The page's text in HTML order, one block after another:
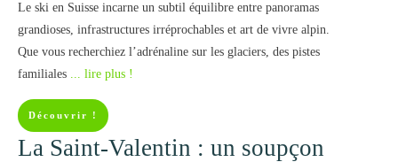
Le ski en Suisse incarne un subtil équilibre entre panoramas
grandioses, infrastructures irréprochables et art de vivre alpin.
Que vous recherchiez l’adrénaline sur les glaciers, des pistes
familiales ... lire plus !
Découvrir !
La Saint-Valentin : un soupçon